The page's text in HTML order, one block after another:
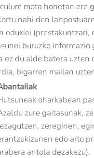
mota honetan ere
nahi den
edukiei (prestakuntzari,
buruzko informazio
ez du alde batera uzten
bigarren mailan
oharkabean
zure gaitasunak,
zereginen,
edo arlo
antola dezakezu).